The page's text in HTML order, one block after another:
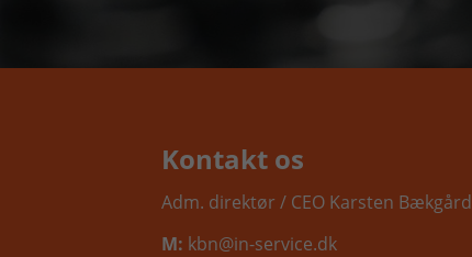
Kontakt os
Adm. direktør / CEO Karsten Bækgård
M: kbn@in-service.dk